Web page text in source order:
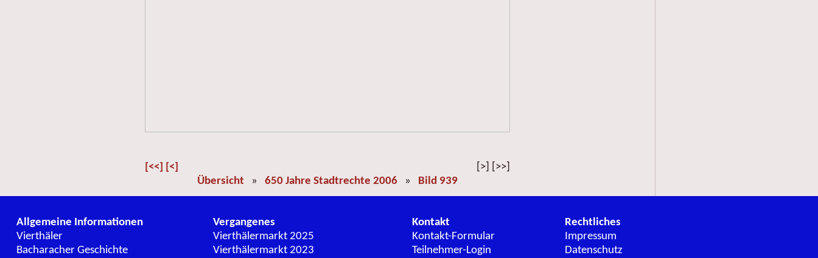
[<<] [<]
[>] [>>]
Übersicht » 650 Jahre Stadtrechte 2006 » Bild 939
Allgemeine Informationen
Vierthäler
Bacharacher Geschichte
Vergangenes
Vierthälermarkt 2025
Vierthälermarkt 2023
Kontakt
Kontakt-Formular
Teilnehmer-Login
Rechtliches
Impressum
Datenschutz